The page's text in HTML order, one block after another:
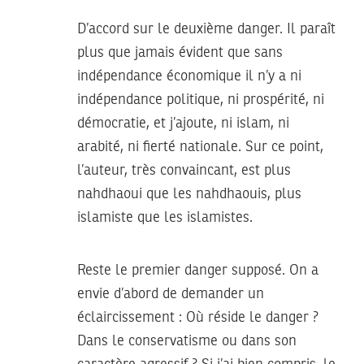
D’accord sur le deuxième danger. Il paraît
plus que jamais évident que sans
indépendance économique il n’y a ni
indépendance politique, ni prospérité, ni
démocratie, et j’ajoute, ni islam, ni
arabité, ni fierté nationale. Sur ce point,
l’auteur, très convaincant, est plus
nahdhaoui que les nahdhaouis, plus
islamiste que les islamistes.
Reste le premier danger supposé. On a
envie d’abord de demander un
éclaircissement : Où réside le danger ?
Dans le conservatisme ou dans son